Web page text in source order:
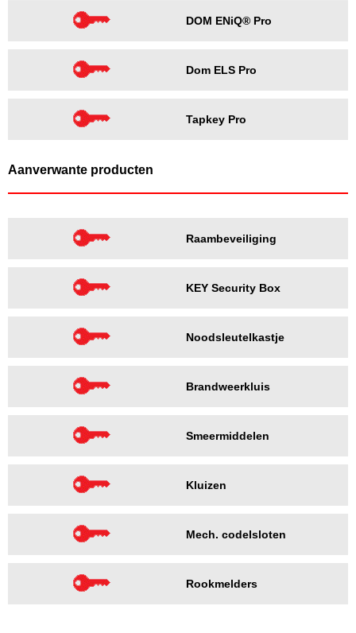
DOM ENiQ® Pro
Dom ELS Pro
Tapkey Pro
Aanverwante producten
Raambeveiliging
KEY Security Box
Noodsleutelkastje
Brandweerkluis
Smeermiddelen
Kluizen
Mech. codelsloten
Rookmelders